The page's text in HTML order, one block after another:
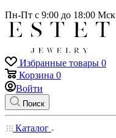
Пн-Пт с 9:00 до 18:00 Мск
Избранные товары 0
Корзина 0
Войти
Поиск
Каталог